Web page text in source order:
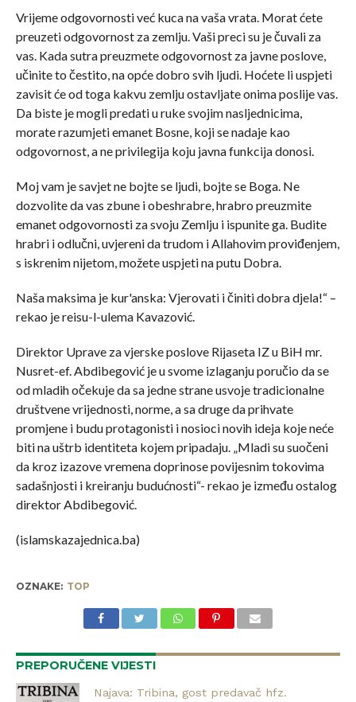
Vrijeme odgovornosti već kuca na vaša vrata. Morat ćete
preuzeti odgovornost za zemlju. Vaši preci su je čuvali za
vas. Kada sutra preuzmete odgovornost za javne poslove,
učinite to čestito, na opće dobro svih ljudi. Hoćete li uspjeti
zavisit će od toga kakvu zemlju ostavljate onima poslije vas.
Da biste je mogli predati u ruke svojim nasljednicima,
morate razumjeti emanet Bosne, koji se nadaje kao
odgovornost, a ne privilegija koju javna funkcija donosi.
Moj vam je savjet ne bojte se ljudi, bojte se Boga. Ne
dozvolite da vas zbune i obeshrabre, hrabro preuzmite
emanet odgovornosti za svoju Zemlju i ispunite ga. Budite
hrabri i odlučni, uvjereni da trudom i Allahovim proviđenjem,
s iskrenim nijetom, možete uspjeti na putu Dobra.
Naša maksima je kur'anska: Vjerovati i činiti dobra djela!“ –
rekao je reisu-l-ulema Kavazović.
Direktor Uprave za vjerske poslove Rijaseta IZ u BiH mr.
Nusret-ef. Abdibegović je u svome izlaganju poručio da se
od mladih očekuje da sa jedne strane usvoje tradicionalne
društvene vrijednosti, norme, a sa druge da prihvate
promjene i budu protagonisti i nosioci novih ideja koje neće
biti na uštrb identiteta kojem pripadaju. „Mladi su suočeni
da kroz izazove vremena doprinose povijesnim tokovima
sadašnjosti i kreiranju budućnosti“- rekao je između ostalog
direktor Abdibegović.
(islamskazajednica.ba)
OZNAKE: TOP
PREPORUČENE VIJESTI
Najava: Tribina, gost predavač hfz.